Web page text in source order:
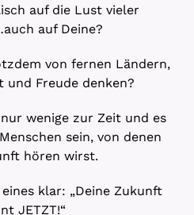
auf die Lust vieler
auf Deine?
von fernen Ländern,
und Freude denken?
wenige zur Zeit und es
sein, von denen
hören wirst.
klar: „Deine Zukunft
JETZT!“